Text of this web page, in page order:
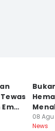
08 Agu
News